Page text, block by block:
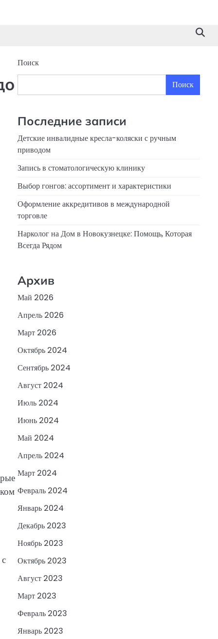
Поиск
Поиск
Последние записи
Детские инвалидные кресла-коляски с ручным
приводом
Запись в стоматологическую клинику
Выбор гонгов: ассортимент и характеристики
Оформление аккредитивов в международной
торговле
Нарколог на Дом в Новокузнецке: Помощь, Которая
Всегда Рядом
Архив
Май 2026
Апрель 2026
Март 2026
Октябрь 2024
Сентябрь 2024
Август 2024
Июль 2024
Июнь 2024
Май 2024
Апрель 2024
Март 2024
Февраль 2024
Январь 2024
Декабрь 2023
Ноябрь 2023
Октябрь 2023
Август 2023
Март 2023
Февраль 2023
Январь 2023